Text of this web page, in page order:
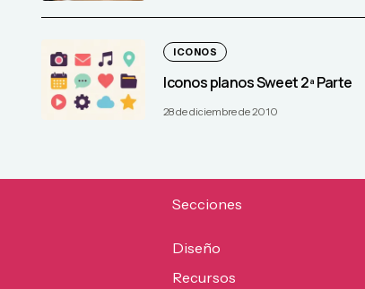
ICONOS
Iconos planos Sweet 2ª Parte
28 de diciembre de 2010
Secciones
Diseño
Recursos